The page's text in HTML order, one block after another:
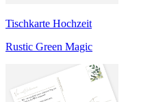
Tischkarte Hochzeit
Rustic Green Magic